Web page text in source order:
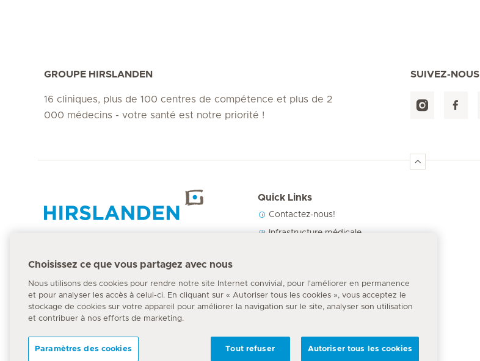
GROUPE HIRSLANDEN
16 cliniques, plus de 100 centres de compétence et plus de 2
000 médecins - votre santé est notre priorité !
SUIVEZ-NOUS
144
Quick Links
Contactez-nous!
Infrastructure médicale
Choisissez ce que vous partagez avec nous
Nous utilisons des cookies pour rendre notre site Internet convivial, pour l'améliorer en permanence
et pour analyser les accès à celui-ci. En cliquant sur « Autoriser tous les cookies », vous acceptez le
stockage de cookies sur votre appareil pour améliorer la navigation sur le site, analyser son utilisation
et contribuer à nos efforts de marketing.
Paramètres des cookies Tout refuser Autoriser tous les cookies